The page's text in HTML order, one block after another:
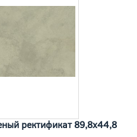
ректификат 89,8x44,8